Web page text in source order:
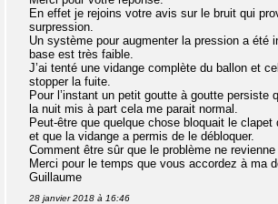
En effet je rejoins votre avis sur le bruit qui
surpression.
Un système pour augmenter la pression a été
base est très faible.
J’ai tenté une vidange complète du ballon et
stopper la fuite.
Pour l’instant un petit goutte à goutte persiste
la nuit mis à part cela me parait normal.
Peut-être que quelque chose bloquait le clapet
et que la vidange a permis de le débloquer.
Comment être sûr que le problème ne
Merci pour le temps que vous accordez à ma
Guillaume
28 janvier 2018 à 16:46